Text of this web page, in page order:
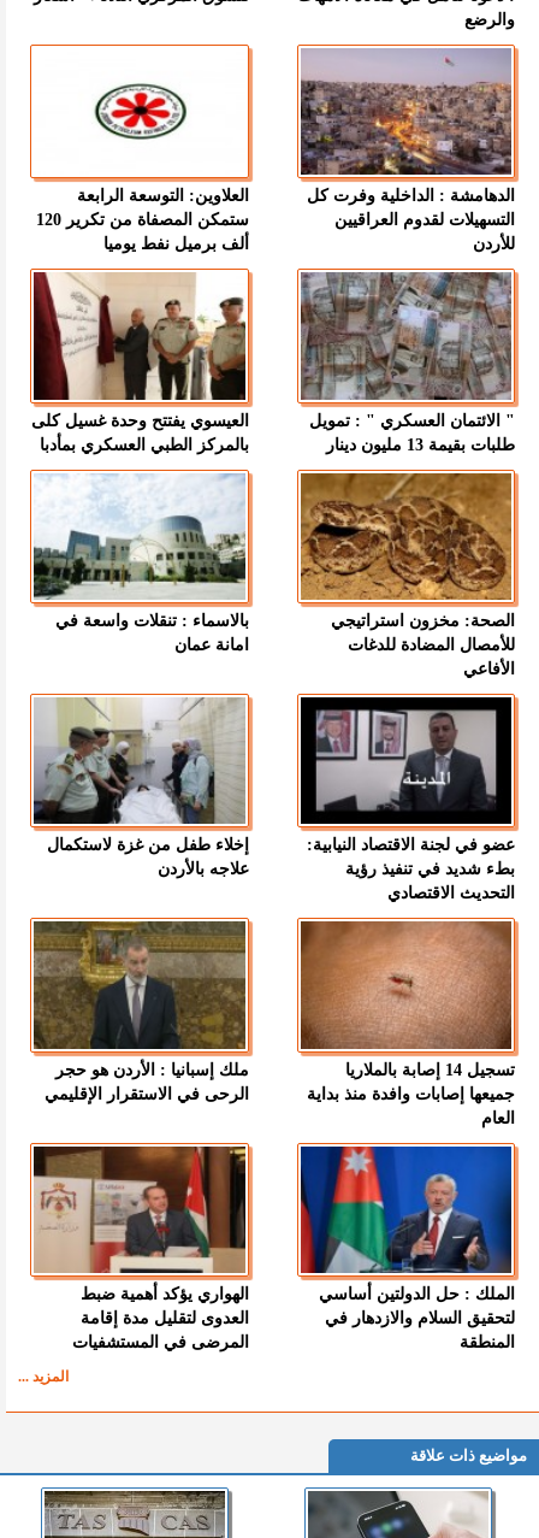
والرضع
الدهامشة : الداخلية وفرت كل
التسهيلات لقدوم العراقيين
للأردن
العلاوين: التوسعة الرابعة
ستمكن المصفاة من تكرير 120
ألف برميل نفط يوميا
" الائتمان العسكري " : تمويل
طلبات بقيمة 13 مليون دينار
العيسوي يفتتح وحدة غسيل كلى
بالمركز الطبي العسكري بمأدبا
الصحة: مخزون استراتيجي
للأمصال المضادة للدغات
الأفاعي
بالاسماء : تنقلات واسعة في
امانة عمان
عضو في لجنة الاقتصاد النيابية:
بطء شديد في تنفيذ رؤية
التحديث الاقتصادي
إخلاء طفل من غزة لاستكمال
علاجه بالأردن
تسجيل 14 إصابة بالملاريا
جميعها إصابات وافدة منذ بداية
العام
ملك إسبانيا : الأردن هو حجر
الرحى في الاستقرار الإقليمي
الملك : حل الدولتين أساسي
لتحقيق السلام والازدهار في
المنطقة
الهواري يؤكد أهمية ضبط
العدوى لتقليل مدة إقامة
المرضى في المستشفيات
المزيد ...
مواضيع ذات علاقة